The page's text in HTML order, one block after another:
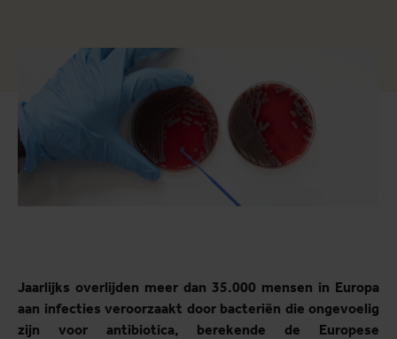
Jaarlijks overlijden meer dan 35.000 mensen in Europa
aan infecties veroorzaakt door bacteriën die ongevoelig
zijn voor antibiotica, berekende de Europese